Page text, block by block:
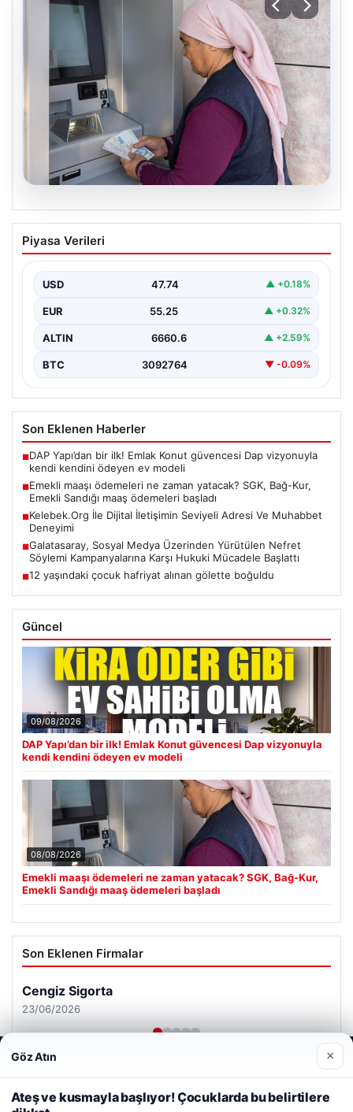
Emekli maaşı ödemeleri ne zaman
yatacak? SGK, Bağ-Kur, Emekli Sandığı
Piyasa Verileri
USD 47.74 ▲ +0.18%
EUR 55.25 ▲ +0.32%
ALTIN 6660.6 ▲ +2.59%
BTC 3092764 ▼ -0.09%
Son Eklenen Haberler
■DAP Yapı’dan bir ilk! Emlak Konut güvencesi Dap vizyonuyla
kendi kendini ödeyen ev modeli
■Emekli maaşı ödemeleri ne zaman yatacak? SGK, Bağ-Kur,
Emekli Sandığı maaş ödemeleri başladı
■Kelebek.Org İle Dijital İletişimin Seviyeli Adresi Ve Muhabbet
Deneyimi
■Galatasaray, Sosyal Medya Üzerinden Yürütülen Nefret
Söylemi Kampanyalarına Karşı Hukuki Mücadele Başlattı
■12 yaşındaki çocuk hafriyat alınan gölette boğuldu
Güncel
09/08/2026
DAP Yapı’dan bir ilk! Emlak Konut güvencesi Dap vizyonuyla
kendi kendini ödeyen ev modeli
08/08/2026
Emekli maaşı ödemeleri ne zaman yatacak? SGK, Bağ-Kur,
Emekli Sandığı maaş ödemeleri başladı
Son Eklenen Firmalar
Cengiz Sigorta
23/06/2026
Web sitemizi nasıl kullandığınızı daha iyi anlayabilmek,
deneyiminizi kişiselleştirmek ve geliştirmek amacıyla çerezler
kullanıyoruz.
Çerez Politikamız
Göz Atın ×
Ateş ve kusmayla başlıyor! Çocuklarda bu belirtilere